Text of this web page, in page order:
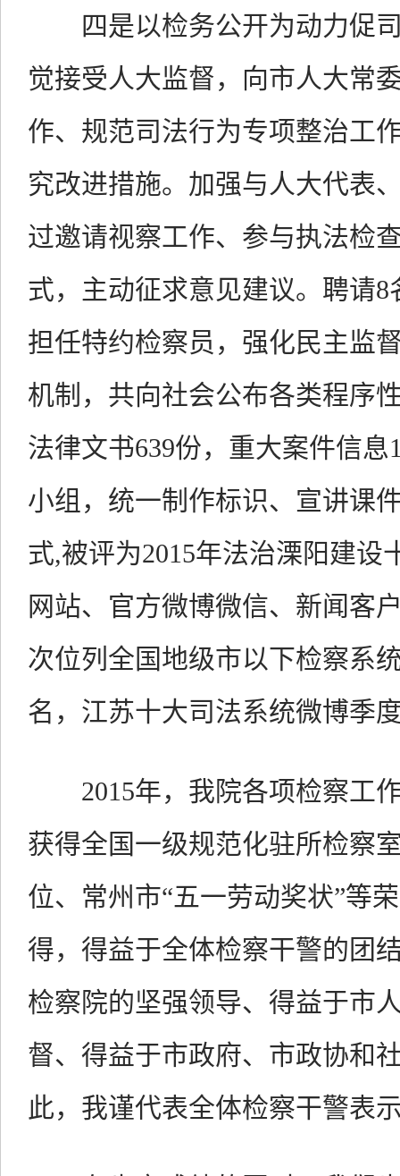
四是以检务公开为动力促司
觉接受人大监督，向市人大常
作、规范司法行为专项整治工
究改进措施。加强与人大代表
过邀请视察工作、参与执法检
式，主动征求意见建议。聘请
担任特约检察员，强化民主监
机制，共向社会公布各类程序
法律文书639份，重大案件信
小组，统一制作标识、宣讲课
式,被评为2015年法治溧阳建设
网站、官方微博微信、新闻客
次位列全国地级市以下检察系
名，江苏十大司法系统微博季
2015年，我院各项检察工作
获得全国一级规范化驻所检察
位、常州市“五一劳动奖状”等
得，得益于全体检察干警的团
检察院的坚强领导、得益于市
督、得益于市政府、市政协和
此，我谨代表全体检察干警表